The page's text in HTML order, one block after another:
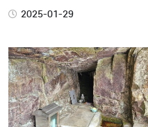
2025-01-29